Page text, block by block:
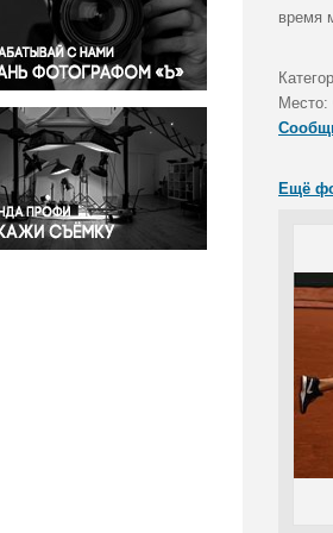
Правосудие
Происшествия и конфликты
Религия
Светская жизнь
Спорт
Экология
Экономика и бизнес
время
Место:
Ещё